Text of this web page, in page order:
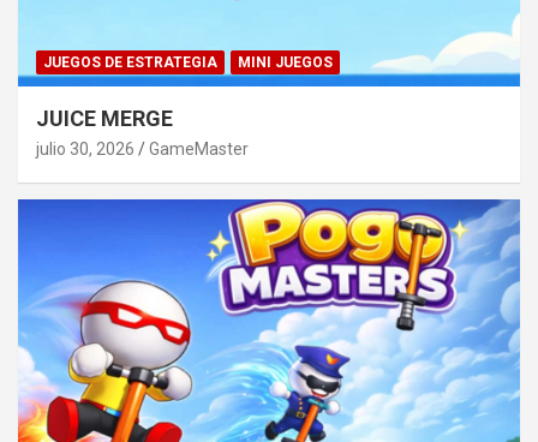
JUEGOS DE ESTRATEGIA MINI JUEGOS
JUICE MERGE
julio 30, 2026 GameMaster